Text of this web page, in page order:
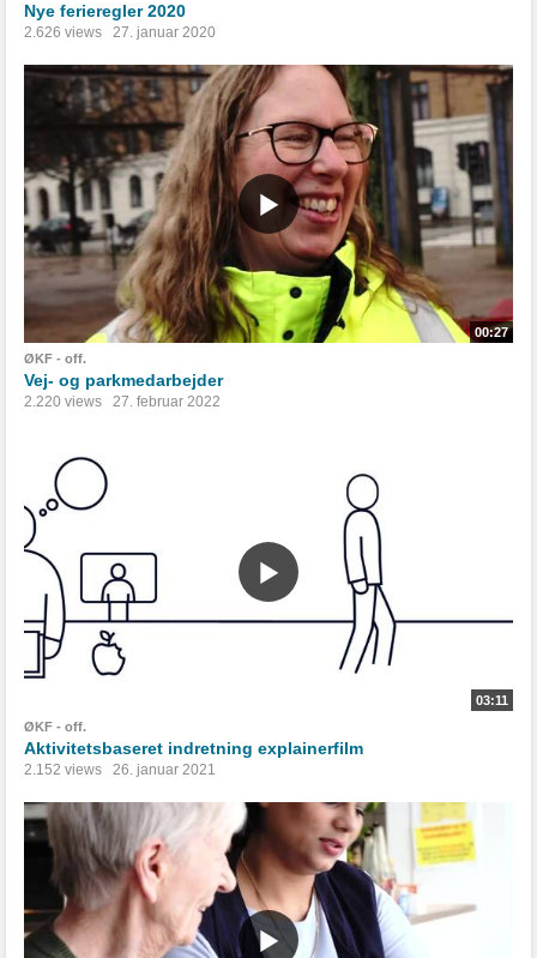
Nye ferieregler 2020
2.626 views 27. januar 2020
00:27
ØKF - off.
Vej- og parkmedarbejder
2.220 views 27. februar 2022
03:11
ØKF - off.
Aktivitetsbaseret indretning explainerfilm
2.152 views 26. januar 2021